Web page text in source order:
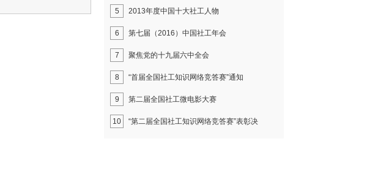
5 2013年度中国十大社工人物
6 第七届（2016）中国社工年会
7 聚焦党的十九届六中全会
8 “首届全国社工知识网络竞答赛”通知
9 第二届全国社工微电影大赛
10 “第二届全国社工知识网络竞答赛”表彰决